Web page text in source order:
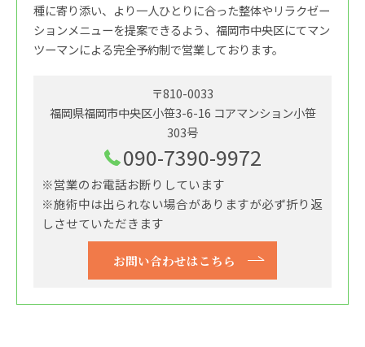
種に寄り添い、より一人ひとりに合った整体やリラクゼー
ションメニューを提案できるよう、福岡市中央区にてマン
ツーマンによる完全予約制で営業しております。
〒810-0033
福岡県福岡市中央区小笹3-6-16 コアマンション小笹
303号
090-7390-9972
※営業のお電話お断りしています
※施術中は出られない場合がありますが必ず折り返
しさせていただきます
お問い合わせはこちら